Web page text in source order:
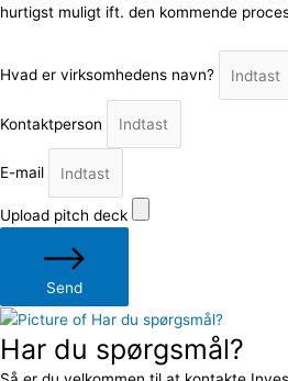
hurtigst muligt ift. den kommende
Hvad er virksomhedens navn?
Kontaktperson
E-mail
Upload pitch deck
Send
Har du spørgsmål?